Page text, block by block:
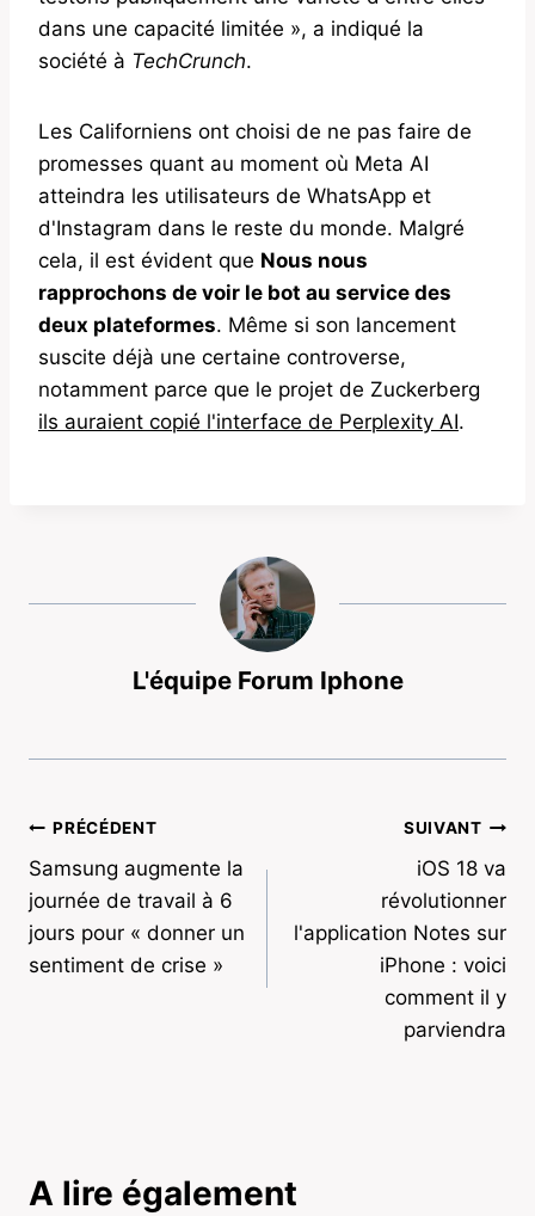
dans une capacité limitée », a indiqué la
société à TechCrunch.
Les Californiens ont choisi de ne pas faire de
promesses quant au moment où Meta AI
atteindra les utilisateurs de WhatsApp et
d'Instagram dans le reste du monde. Malgré
cela, il est évident que Nous nous
rapprochons de voir le bot au service des
deux plateformes. Même si son lancement
suscite déjà une certaine controverse,
notamment parce que le projet de Zuckerberg
ils auraient copié l'interface de Perplexity AI.
L'équipe Forum Iphone
Navigation
de
l’article
PRÉCÉDENT
Samsung augmente la
journée de travail à 6
jours pour « donner un
sentiment de crise »
SUIVANT
iOS 18 va
révolutionner
l'application Notes sur
iPhone : voici
comment il y
parviendra
A lire également